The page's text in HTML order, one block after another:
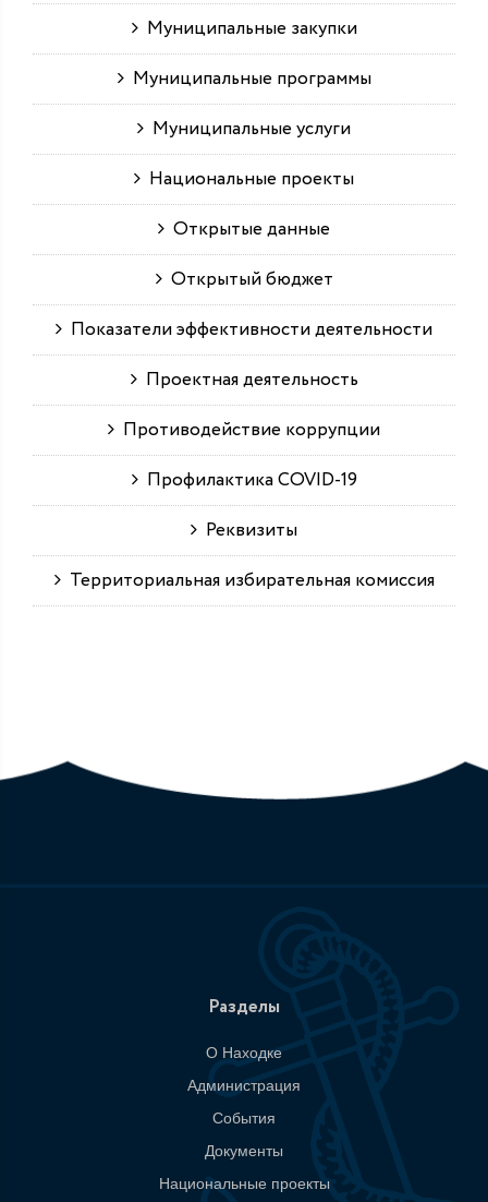
Муниципальные закупки
Муниципальные программы
Муниципальные услуги
Национальные проекты
Открытые данные
Открытый бюджет
Показатели эффективности деятельности
Проектная деятельность
Противодействие коррупции
Профилактика COVID-19
Реквизиты
Территориальная избирательная комиссия
Разделы
О Находке
Администрация
События
Документы
Национальные проекты